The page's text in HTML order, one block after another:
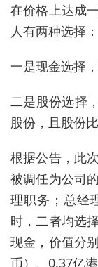
在价格上达成
人有两种选择：
一是现金选择
二是股份选择
股份，且股份
根据公告，此
被调任为公司
理职务；总经
时，二者均选
现金，价值分
币）、0.37亿